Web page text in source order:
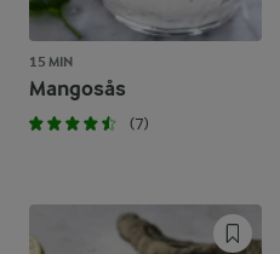
15 MIN
Mangosås
(7)